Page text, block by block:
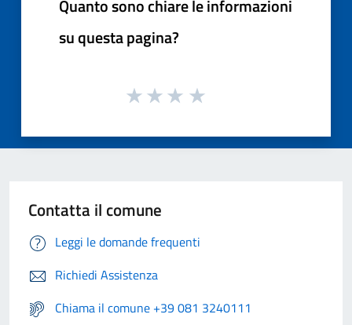
Quanto sono chiare le informazioni
su questa pagina?
Contatta il comune
Leggi le domande frequenti
Richiedi Assistenza
Chiama il comune +39 081 3240111